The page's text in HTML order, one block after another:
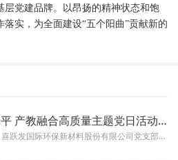
层党建品牌。以昂扬的精神状态和饱
实，为全面建设“五个阳曲”贡献新的
党建联建高水平 产教融合高质量主题党日活动召开
2026年1月19日，喜跃发国际环保新材料股份有限公司党支部与山西工程科技职业大学交通学院第一党支部联合举办了主题为“党...